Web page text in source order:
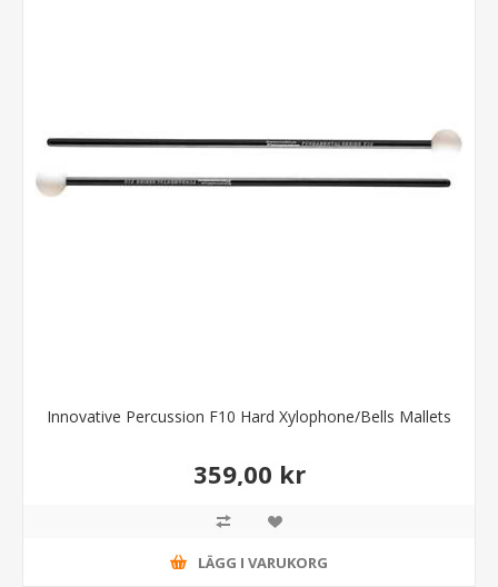
Innovative Percussion F10 Hard Xylophone/Bells Mallets
359,00 kr
LÄGG I VARUKORG